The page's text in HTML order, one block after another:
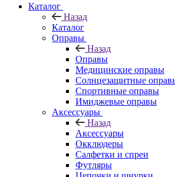
Каталог
Назад
Каталог
Оправы
Назад
Оправы
Медицинские оправы
Солнцезащитные
Спортивные оправы
Имиджевые оправы
Аксессуары
Назад
Аксессуары
Окклюдеры
Салфетки и спреи
Футляры